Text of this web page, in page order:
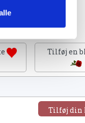
Tilføj en
Tilføj din